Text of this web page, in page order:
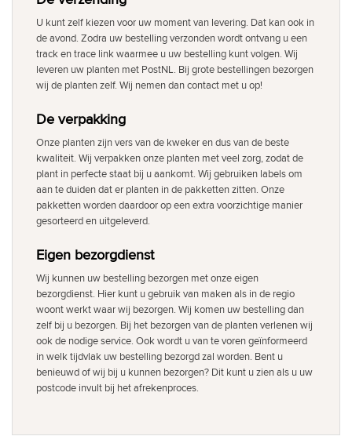
U kunt zelf kiezen voor uw moment van levering. Dat kan ook in
de avond. Zodra uw bestelling verzonden wordt ontvang u een
track en trace link waarmee u uw bestelling kunt volgen. Wij
leveren uw planten met PostNL. Bij grote bestellingen bezorgen
wij de planten zelf. Wij nemen dan contact met u op!
De verpakking
Onze planten zijn vers van de kweker en dus van de beste
kwaliteit. Wij verpakken onze planten met veel zorg, zodat de
plant in perfecte staat bij u aankomt. Wij gebruiken labels om
aan te duiden dat er planten in de pakketten zitten. Onze
pakketten worden daardoor op een extra voorzichtige manier
gesorteerd en uitgeleverd.
Eigen bezorgdienst
Wij kunnen uw bestelling bezorgen met onze eigen
bezorgdienst. Hier kunt u gebruik van maken als in de regio
woont werkt waar wij bezorgen. Wij komen uw bestelling dan
zelf bij u bezorgen. Bij het bezorgen van de planten verlenen wij
ook de nodige service. Ook wordt u van te voren geïnformeerd
in welk tijdvlak uw bestelling bezorgd zal worden. Bent u
benieuwd of wij bij u kunnen bezorgen? Dit kunt u zien als u uw
postcode invult bij het afrekenproces.